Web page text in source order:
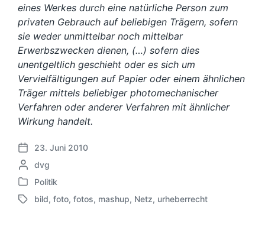
eines Werkes durch eine natürliche Person zum
privaten Gebrauch auf beliebigen Trägern, sofern
sie weder unmittelbar noch mittelbar
Erwerbszwecken dienen, (…) sofern dies
unentgeltlich geschieht oder es sich um
Vervielfältigungen auf Papier oder einem ähnlichen
Träger mittels beliebiger photomechanischer
Verfahren oder anderer Verfahren mit ähnlicher
Wirkung handelt.
V
e
r
f
23. Juni 2010
G
e
c
dvg
V
e
Politik
S
bild, foto, fotos, mashup, Netz, urheberrecht